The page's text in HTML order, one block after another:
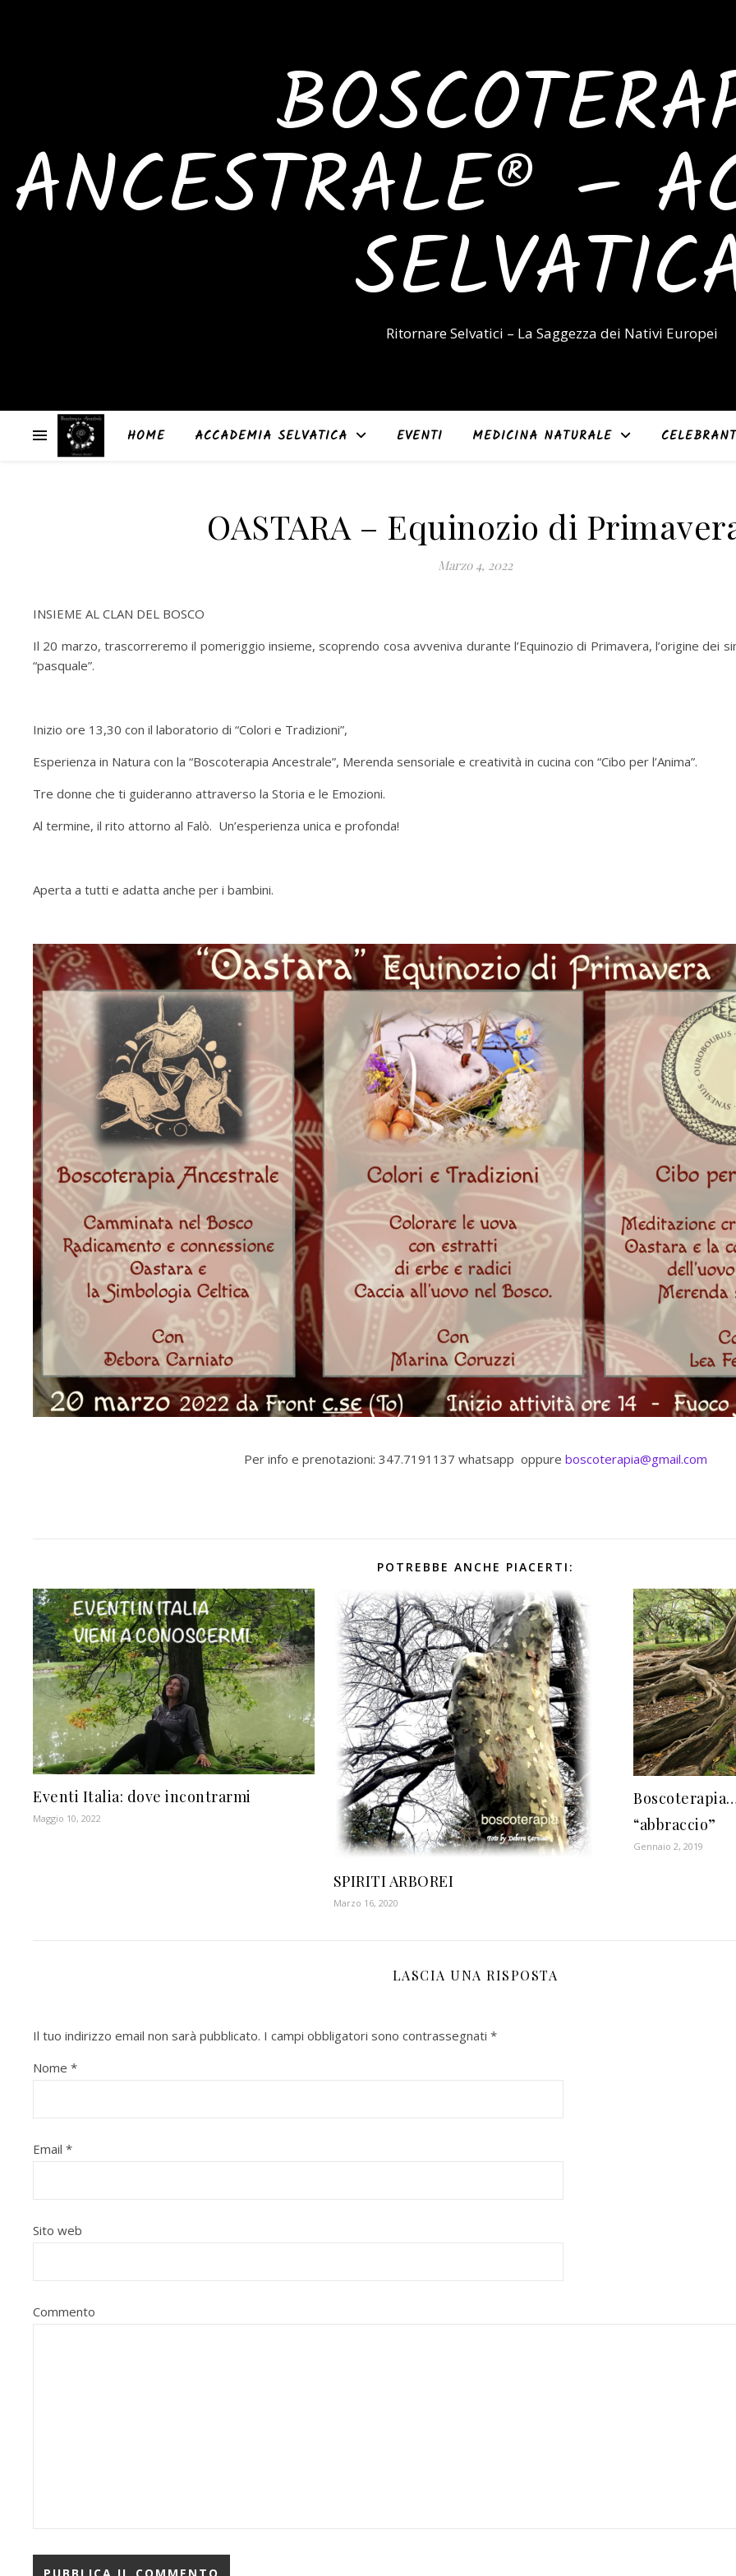
ANCESTRALE® –
Ritornare Selvatici – La Saggezza dei Nativi Europei
HOME ACCADEMIA SELVATICA EVENTI MEDICINA NATURALE
OASTARA – Equinozio di
Marzo 4, 2022
INSIEME AL CLAN DEL BOSCO
Il 20 marzo, trascorreremo il pomeriggio insieme, scoprendo cosa avveniva durante l’Equinozio di Primavera, l’origine dei
“pasquale”.
Inizio ore 13,30 con il laboratorio di “Colori e Tradizioni”,
Esperienza in Natura con la “Boscoterapia Ancestrale”, Merenda sensoriale e creatività in cucina con “Cibo per l’Anima”.
Tre donne che ti guideranno attraverso la Storia e le Emozioni.
Al termine, il rito attorno al Falò. Un’esperienza unica e profonda!
Aperta a tutti e adatta anche per i bambini.
Per info e prenotazioni: 347.7191137 whatsapp oppure boscoterapia@gmail.com
POTREBBE ANCHE PIACERTI:
Eventi Italia: dove incontrarmi
Maggio 10, 2022
SPIRITI ARBOREI
Marzo 16, 2020
“abbraccio”
Gennaio 2, 2019
LASCIA UNA RISPOSTA
Il tuo indirizzo email non sarà pubblicato. I campi obbligatori sono contrassegnati *
Nome *
Email *
Sito web
Commento